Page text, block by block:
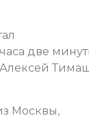
две
Москвы,